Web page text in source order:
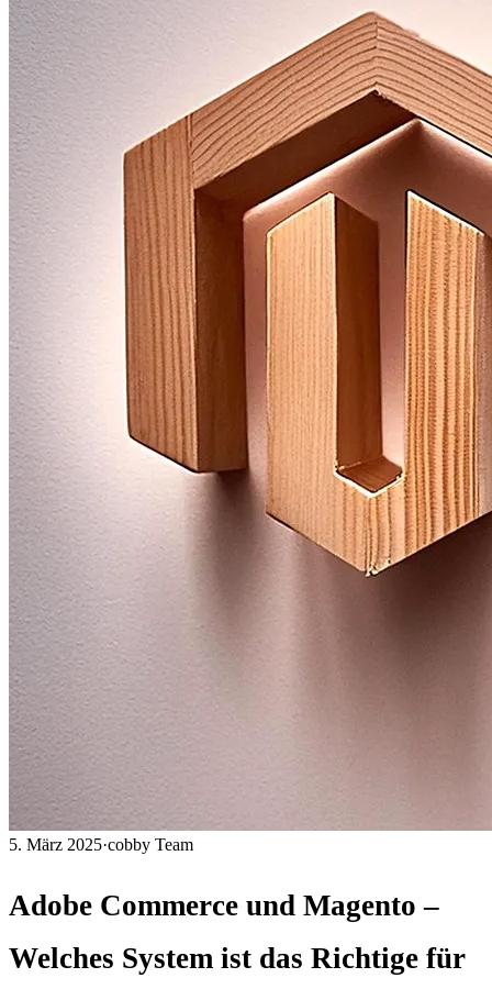
Produktdaten verbessern
Datenqualität und Prozesse optimieren.
5. März 2025·cobby Team
Adobe Commerce und Magento –
Welches System ist das Richtige für